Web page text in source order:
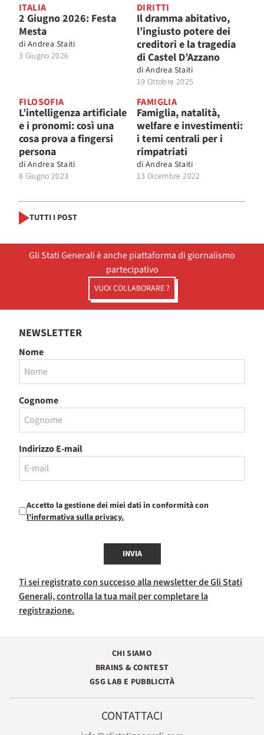
ITALIA
2 Giugno 2026: Festa
Mesta
di Andrea Staiti
3 Giugno 2026
DIRITTI
Il dramma abitativo,
l’ingiusto potere dei
creditori e la tragedia
di Castel D’Azzano
di Andrea Staiti
19 Ottobre 2025
FILOSOFIA
L’intelligenza artificiale
e i pronomi: così una
cosa prova a fingersi
persona
di Andrea Staiti
8 Giugno 2023
FAMIGLIA
Famiglia, natalità,
welfare e investimenti:
i temi centrali per i
rimpatriati
di Andrea Staiti
13 Dicembre 2022
TUTTI I POST
Gli Stati Generali è anche piattaforma di giornalismo
partecipativo
VUOI COLLABORARE ?
NEWSLETTER
Nome
Cognome
Indirizzo E-mail
Accetto la gestione dei miei dati in conformità con
l'informativa sulla privacy.
INVIA
Ti sei registrato con successo alla newsletter de Gli Stati
Generali, controlla la tua mail per completare la
registrazione.
CHI SIAMO
BRAINS & CONTEST
GSG LAB E PUBBLICITÀ
CONTATTACI